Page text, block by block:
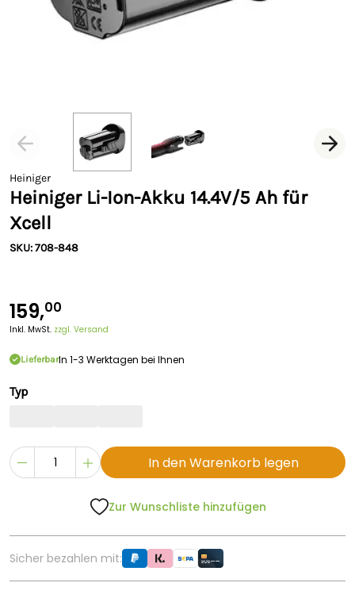
Heiniger
Heiniger Li-Ion-Akku 14.4V/5 Ah für
Xcell
SKU: 708-848
159,00
Inkl. MwSt. zzgl. Versand
LieferbarIn 1-3 Werktagen bei Ihnen
Typ
In den Warenkorb legen
Zur Wunschliste hinzufügen
Sicher bezahlen mit: